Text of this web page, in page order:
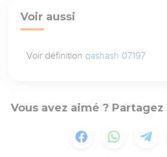
Voir aussi
Voir définition qashash 07197
Vous avez aimé ?